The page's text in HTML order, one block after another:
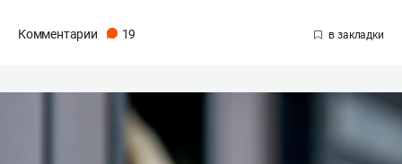
Комментарии 19